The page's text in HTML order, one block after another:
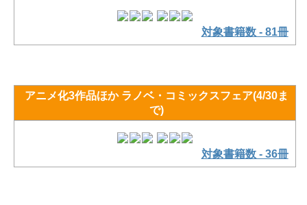
対象書籍数 - 81冊
アニメ化3作品ほか ラノベ・コミックスフェア(4/30ま
で)
対象書籍数 - 36冊